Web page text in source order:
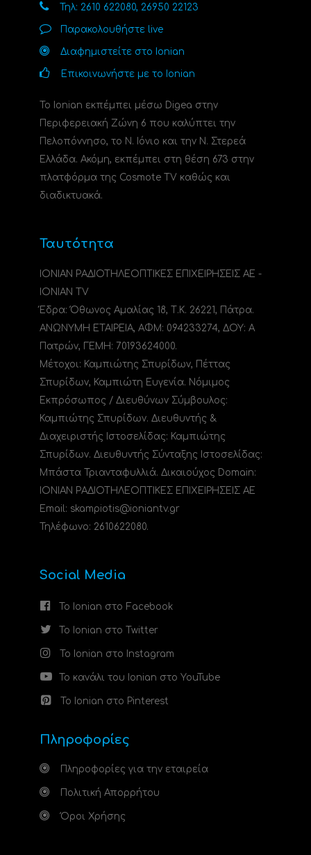
Τηλ: 2610 622080, 26950 22123
Παρακολουθήστε live
Διαφημιστείτε στο Ionian
Επικοινωνήστε με το Ionian
Το Ionian εκπέμπει μέσω Digea στην
Περιφερειακή Ζώνη 6 που καλύπτει την
Πελοπόννησο, το N. Ιόνιο και την Ν. Στερεά
Ελλάδα. Ακόμη, εκπέμπει στη θέση 673 στην
πλατφόρμα της Cosmote TV καθώς και
διαδικτυακά.
Ταυτότητα
ΙΟΝΙΑΝ ΡΑΔΙΟΤΗΛΕΟΠΤΙΚΕΣ ΕΠΙΧΕΙΡΗΣΕΙΣ ΑΕ -
IONIAN TV
Έδρα: Όθωνος Αμαλίας 18, Τ.Κ. 26221, Πάτρα.
ΑΝΩΝΥΜΗ ΕΤΑΙΡΕΙΑ, ΑΦΜ: 094233274, ΔΟΥ: A
Πατρών, ΓΕΜΗ: 70193624000.
Μέτοχοι: Καμπιώτης Σπυρίδων, Πέττας
Σπυρίδων, Καμπιώτη Ευγενία. Νόμιμος
Εκπρόσωπος / Διευθύνων Σύμβουλος:
Καμπιώτης Σπυρίδων. Διευθυντής &
Διαχειριστής Ιστοσελίδας: Καμπιώτης
Σπυρίδων. Διευθυντής Σύνταξης Ιστοσελίδας:
Μπάστα Τριανταφυλλιά. Δικαιούχος Domain:
ΙΟΝΙΑΝ ΡΑΔΙΟΤΗΛΕΟΠΤΙΚΕΣ ΕΠΙΧΕΙΡΗΣΕΙΣ ΑΕ
Email: skampiotis@ioniantv.gr
Τηλέφωνο: 2610622080.
Social Media
Το Ionian στο Facebook
Το Ionian στο Twitter
Το Ionian στο Instagram
Το κανάλι του Ionian στο YouTube
Το Ionian στο Pinterest
Πληροφορίες
Πληροφορίες για την εταιρεία
Πολιτική Απορρήτου
Όροι Χρήσης